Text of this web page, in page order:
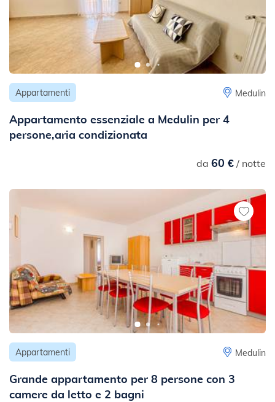
Appartamenti Medulin
Appartamento essenziale a Medulin per 4
persone,aria condizionata
da 60 €/ notte
Appartamenti Medulin
Grande appartamento per 8 persone con 3
camere da letto e 2 bagni